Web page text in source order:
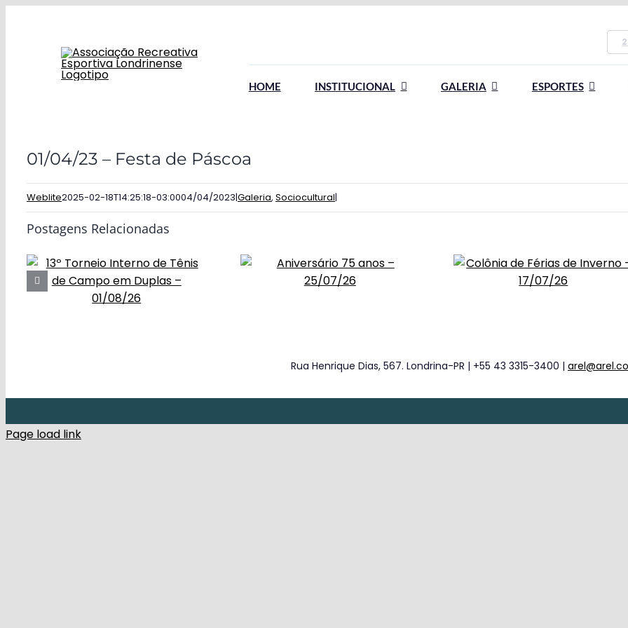
HOME INSTITUCIONAL GALERIA ESPORTES
01/04/23 – Festa de Páscoa
Weblite2025-02-18T14:25:18-03:0004/04/2023|Galeria, Sociocultural|
Postagens Relacionadas
Rua Henrique Dias, 567. Londrina-PR | +55 43 3315-3400 |
Page load link